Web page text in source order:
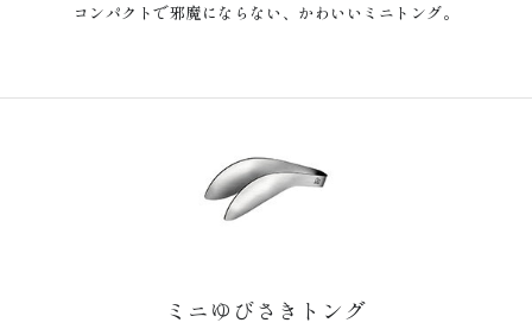
コンパクトで邪魔にならない、かわいいミニトング。
ミニゆびさきトング